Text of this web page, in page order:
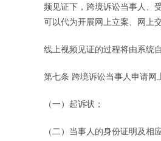
频见证下，跨境诉讼当事人、
可以代为开展网上立案、网上
线上视频见证的过程将由系统
第七条 跨境诉讼当事人申请网
（一）起诉状；
（二）当事人的身份证明及相